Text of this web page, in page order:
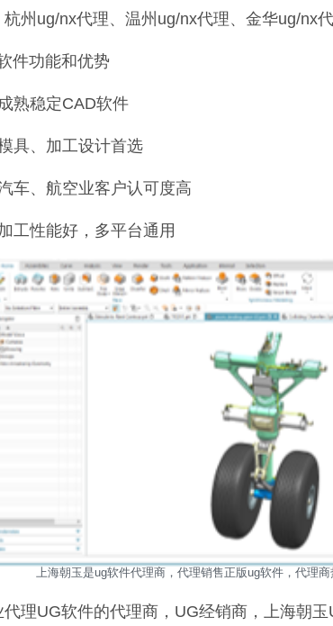
杭州ug/nx代理、温州ug/nx代理、金华ug/nx
件功能和优势
熟稳定CAD软件
具、加工设计首选
车、航空业客户认可度高
工性能好，多平台通用
上海朝玉是ug软件代理商，代理销售正版ug软件，代理
代理UG软件的代理商，UG经销商，上海朝